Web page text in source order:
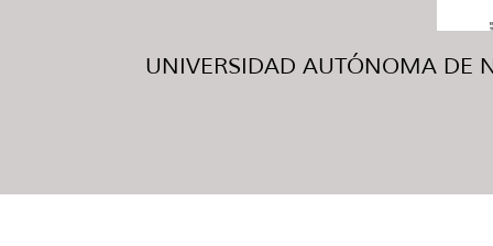
UNIVERSIDAD AUTÓNOMA DE